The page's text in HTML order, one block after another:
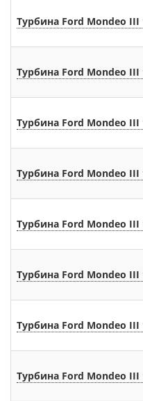
Турбина Ford Mondeo III
Турбина Ford Mondeo III
Турбина Ford Mondeo III
Турбина Ford Mondeo III
Турбина Ford Mondeo III
Турбина Ford Mondeo III
Турбина Ford Mondeo III
Турбина Ford Mondeo III